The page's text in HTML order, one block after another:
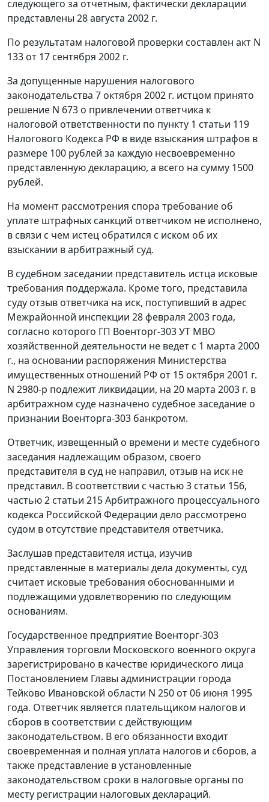
следующего за отчетным, фактически декларации
представлены 28 августа 2002 г.
По результатам налоговой проверки составлен акт N
133 от 17 сентября 2002 г.
За допущенные нарушения налогового
законодательства 7 октября 2002 г. истцом принято
решение N 673 о привлечении ответчика к
налоговой ответственности по пункту 1 статьи 119
Налогового Кодекса РФ в виде взыскания штрафов в
размере 100 рублей за каждую несвоевременно
представленную декларацию, а всего на сумму 1500
рублей.
На момент рассмотрения спора требование об
уплате штрафных санкций ответчиком не исполнено,
в связи с чем истец обратился с иском об их
взыскании в арбитражный суд.
В судебном заседании представитель истца исковые
требования поддержала. Кроме того, представила
суду отзыв ответчика на иск, поступивший в адрес
Межрайонной инспекции 28 февраля 2003 года,
согласно которого ГП Военторг-303 УТ МВО
хозяйственной деятельности не ведет с 1 марта 2000
г., на основании распоряжения Министерства
имущественных отношений РФ от 15 октября 2001 г.
N 2980-р подлежит ликвидации, на 20 марта 2003 г. в
арбитражном суде назначено судебное заседание о
признании Военторга-303 банкротом.
Ответчик, извещенный о времени и месте судебного
заседания надлежащим образом, своего
представителя в суд не направил, отзыв на иск не
представил. В соответствии с частью 3 статьи 156,
частью 2 статьи 215Арбитражного процессуального
кодекса Российской Федерации дело рассмотрено
судом в отсутствие представителя ответчика.
Заслушав представителя истца, изучив
представленные в материалы дела документы, суд
считает исковые требования обоснованными и
подлежащими удовлетворению по следующим
основаниям.
Государственное предприятие Военторг-303
Управления торговли Московского военного округа
зарегистрировано в качестве юридического лица
Постановлением Главы администрации города
Тейково Ивановской области N 250 от 06 июня 1995
года. Ответчик является плательщиком налогов и
сборов в соответствии с действующим
законодательством. В его обязанности входит
своевременная и полная уплата налогов и сборов, а
также представление в установленные
законодательством сроки в налоговые органы по
месту регистрации налоговых деклараций.